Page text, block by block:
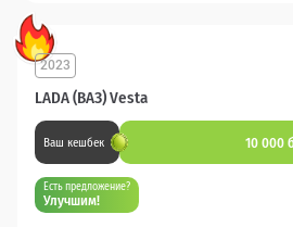
LADA (ВАЗ) Vesta
2023
Ваш кешбек 10 000
Есть предложение?
Улучшим!